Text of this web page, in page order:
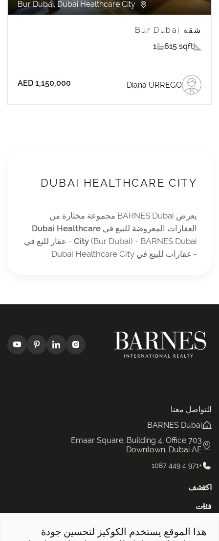
شقة Bur Dubai
615 sqft
1
Diana URREGO
AED 1,150,000
DUBAI HEALTHCARE CITY
يعرض BARNES Dubai مجموعة مختارة من
العقارات المعروضة للبيع في Dubai Healthcare
City (Bur Dubai) - BARNES Dubai - عقار للبع في
- عقارات للبيع في Dubai Healthcare City
للتواصل معنا
BARNES Dubai
Emaar Square, Building 4, Office 703
Downtown, Dubai AE
+971 4 449 1087
اكتشف
فئات
النشره
هذا الموقع يستخدم الكوكيز لتحسين جودة